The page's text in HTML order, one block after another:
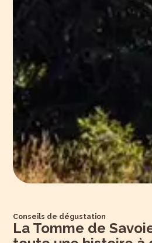
Conseils de dégustation
La Tomme de